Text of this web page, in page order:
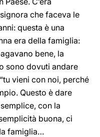
che faceva le
questa è una
era della famiglia:
bene, la
sono dovuti andare
vieni con noi, perché
Questo è dare
con la
buona, ci
famiglia…